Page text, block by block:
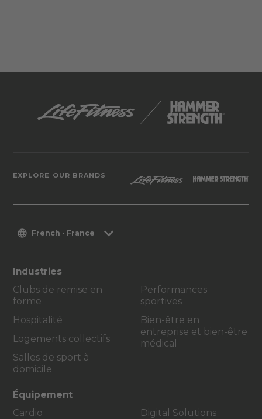
EXPLORE OUR BRANDS
French - France
Industries
Clubs de remise en
forme
Hospitalité
Logements collectifs
Salles de sport à
domicile
Performances
sportives
Bien-être en
entreprise et bien-être
médical
Équipement
Cardio
Digital Solutions